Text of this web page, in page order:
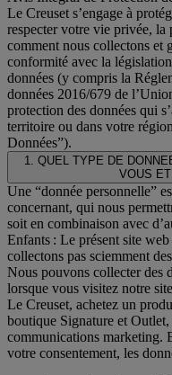
Le Creuset s’engage à
respecter votre vie privée, la
comment nous collectons et
conformité avec la
données (y compris la
données 2016/679 de
protection des données qui
territoire ou dans votre
Données”).
1. QUEL TYPE DE
VOUS
Une “donnée personnelle”
concernant, qui nous
soit en combinaison avec
Enfants : Le présent site
collectons pas sciemment
Nous pouvons collecter des
lorsque vous visitez notre
Le Creuset, achetez un
boutique Signature et
communications marketing.
votre consentement, les